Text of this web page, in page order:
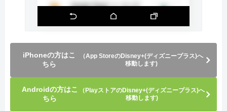
iPhoneの方はこ
ちら
（App StoreのDisney+(ディズニープラス)へ
移動します)
Androidの方はこ
ちら
（PlayストアのDisney+(ディズニープラス)へ
移動します)